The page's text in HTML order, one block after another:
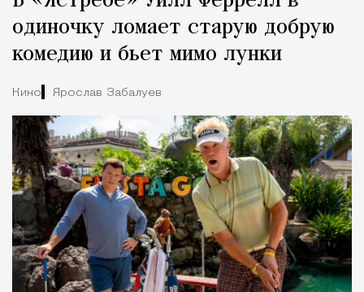
одиночку ломает старую добрую
комедию и бьет мимо лунки
Кино Ярослав Забалуев